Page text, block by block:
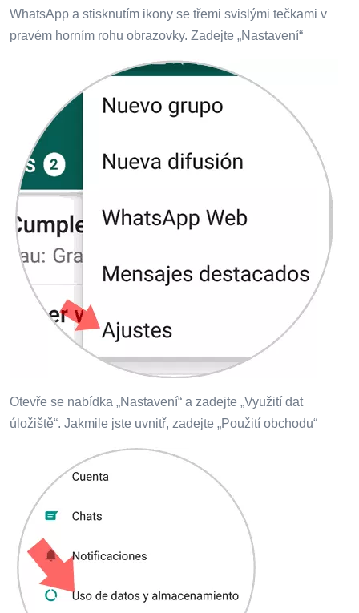
WhatsApp a stisknutím ikony se třemi svislými tečkami v
pravém horním rohu obrazovky. Zadejte „Nastavení“
Otevře se nabídka „Nastavení“ a zadejte „Využití dat
úložiště“. Jakmile jste uvnitř, zadejte „Použití obchodu“